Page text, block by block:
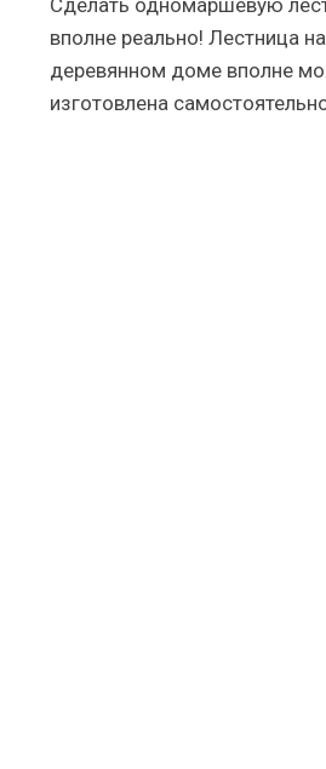
вполне реально! Лестница
деревянном доме вполне
изготовлена